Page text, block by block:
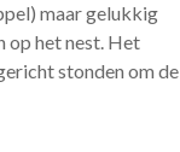
maar gelukkig
op het nest. Het
stonden om de